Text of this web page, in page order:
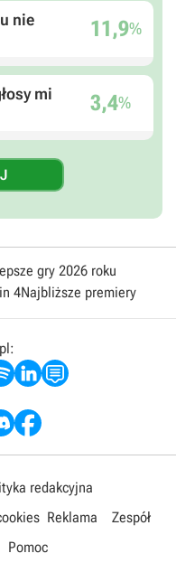
nie
11,9%
mi
3,4%
gry 2026 roku
4Najbliższe premiery
redakcyjna
Reklama
Zespół
Pomoc